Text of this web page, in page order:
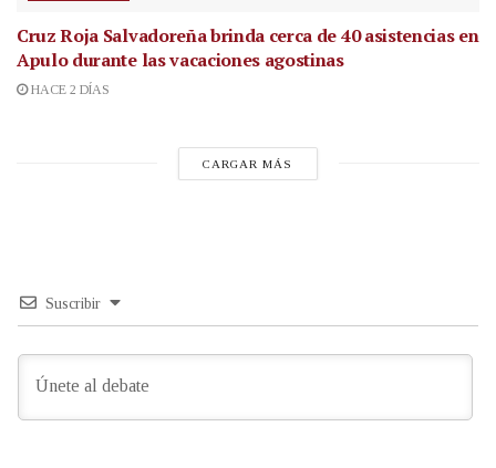
Cruz Roja Salvadoreña brinda cerca de 40 asistencias en
Apulo durante las vacaciones agostinas
HACE 2 DÍAS
CARGAR MÁS
Suscribir